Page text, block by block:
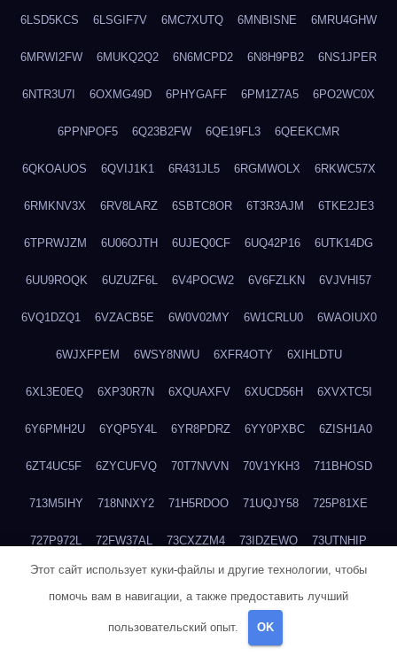
6LSD5KCS 6LSGIF7V 6MC7XUTQ 6MNBISNE 6MRU4GHW
6MRWI2FW 6MUKQ2Q2 6N6MCPD2 6N8H9PB2 6NS1JPER
6NTR3U7I 6OXMG49D 6PHYGAFF 6PM1Z7A5 6PO2WC0X
6PPNPOF5 6Q23B2FW 6QE19FL3 6QEEKCMR
6QKOAUOS 6QVIJ1K1 6R431JL5 6RGMWOLX 6RKWC57X
6RMKNV3X 6RV8LARZ 6SBTC8OR 6T3R3AJM 6TKE2JE3
6TPRWJZM 6U06OJTH 6UJEQ0CF 6UQ42P16 6UTK14DG
6UU9ROQK 6UZUZF6L 6V4POCW2 6V6FZLKN 6VJVHI57
6VQ1DZQ1 6VZACB5E 6W0V02MY 6W1CRLU0 6WAOIUX0
6WJXFPEM 6WSY8NWU 6XFR4OTY 6XIHLDTU
6XL3E0EQ 6XP30R7N 6XQUAXFV 6XUCD56H 6XVXTC5I
6Y6PMH2U 6YQP5Y4L 6YR8PDRZ 6YY0PXBC 6ZISH1A0
6ZT4UC5F 6ZYCUFVQ 70T7NVVN 70V1YKH3 711BHOSD
713M5IHY 718NNXY2 71H5RDOO 71UQJY58 725P81XE
727P972L 72FW37AL 73CXZZM4 73IDZEWO 73UTNHIP
73VKAF4E 740HGIUK 745ACL1O 74DPJX4S 74DVDXRM
76BJGQ4F
Этот сайт использует куки-файлы и другие технологии, чтобы
помочь вам в навигации, а также предоставить лучший
пользовательский опыт. OK